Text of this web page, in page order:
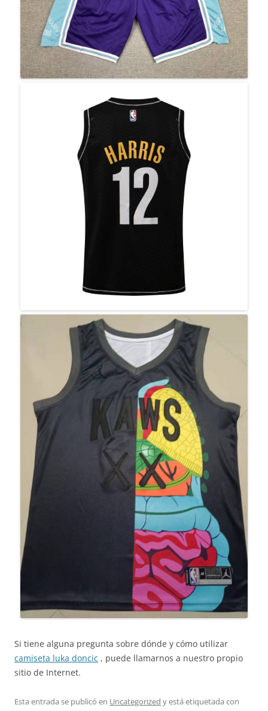
Si tiene alguna pregunta sobre dónde y cómo utilizar
camiseta luka doncic , puede llamarnos a nuestro propio
sitio de Internet.
Esta entrada se publicó en Uncategorized y está etiquetada con